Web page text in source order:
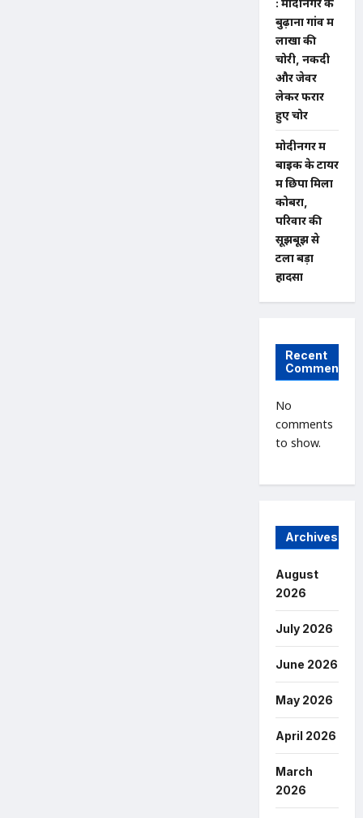
: मोदीनगर के
बुढ़ाना गांव में
लाखों की
चोरी, नकदी
और जेवर
लेकर फरार
हुए चोर
मोदीनगर में
बाइक के टायर
में छिपा मिला
कोबरा,
परिवार की
सूझबूझ से
टला बड़ा
हादसा
Recent
Comments
No
comments
to show.
Archives
August
2026
July 2026
June 2026
May 2026
April 2026
March
2026